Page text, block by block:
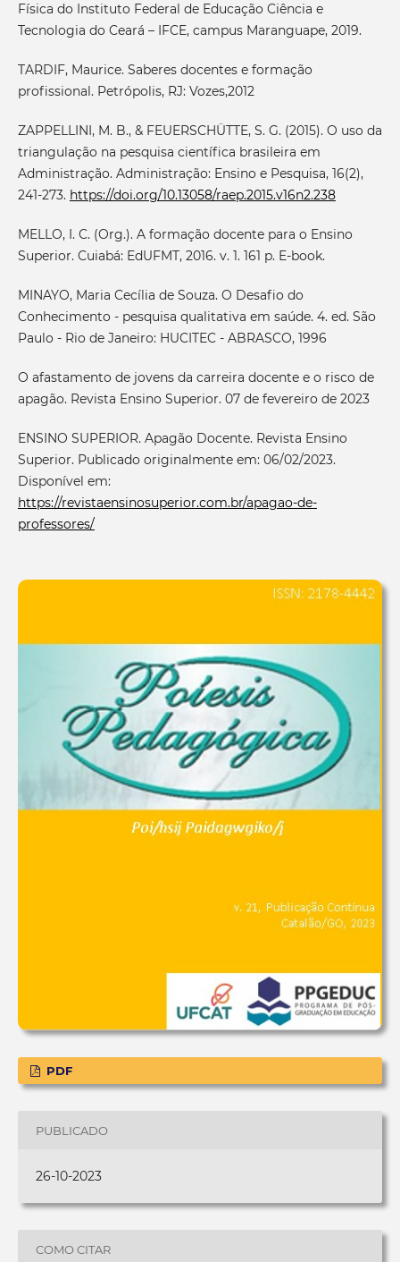
Física do Instituto Federal de Educação Ciência e
Tecnologia do Ceará – IFCE, campus Maranguape, 2019.
TARDIF, Maurice. Saberes docentes e formação
profissional. Petrópolis, RJ: Vozes,2012
ZAPPELLINI, M. B., & FEUERSCHÜTTE, S. G. (2015). O uso da
triangulação na pesquisa científica brasileira em
Administração. Administração: Ensino e Pesquisa, 16(2),
241-273. https://doi.org/10.13058/raep.2015.v16n2.238
MELLO, I. C. (Org.). A formação docente para o Ensino
Superior. Cuiabá: EdUFMT, 2016. v. 1. 161 p. E-book.
MINAYO, Maria Cecília de Souza. O Desafio do
Conhecimento - pesquisa qualitativa em saúde. 4. ed. São
Paulo - Rio de Janeiro: HUCITEC - ABRASCO, 1996
O afastamento de jovens da carreira docente e o risco de
apagão. Revista Ensino Superior. 07 de fevereiro de 2023
ENSINO SUPERIOR. Apagão Docente. Revista Ensino
Superior. Publicado originalmente em: 06/02/2023.
Disponível em:
https://revistaensinosuperior.com.br/apagao-de-
professores/
PDF
PUBLICADO
26-10-2023
COMO CITAR